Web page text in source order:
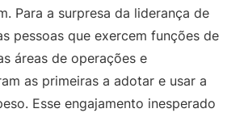
Para a surpresa da liderança de
pessoas que exercem funções de
áreas de operações e
as primeiras a adotar e usar a
Esse engajamento inesperado